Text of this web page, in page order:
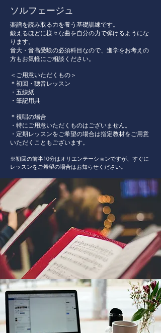
​ソルフェージュ
楽譜を読み取る力を養う基礎訓練です。
鍛えるほどに様々な曲を自分の力で弾けるようにな
ります。
音大・音高受験の必須科目なので、進学をお考えの
方もお気軽にご相談ください。
＜ご用意いただくもの＞
＊初回・聴音レッスン
・五線紙
・筆記用具
＊視唱の場合
・特にご用意いただくものはございません。
・定期レッスンをご希望の場合は指定教材をご用意
いただくこともございます。
※初回の前半10分はオリエンテーションですが、すぐに
レッスンをご希望の場合はお知らせください。